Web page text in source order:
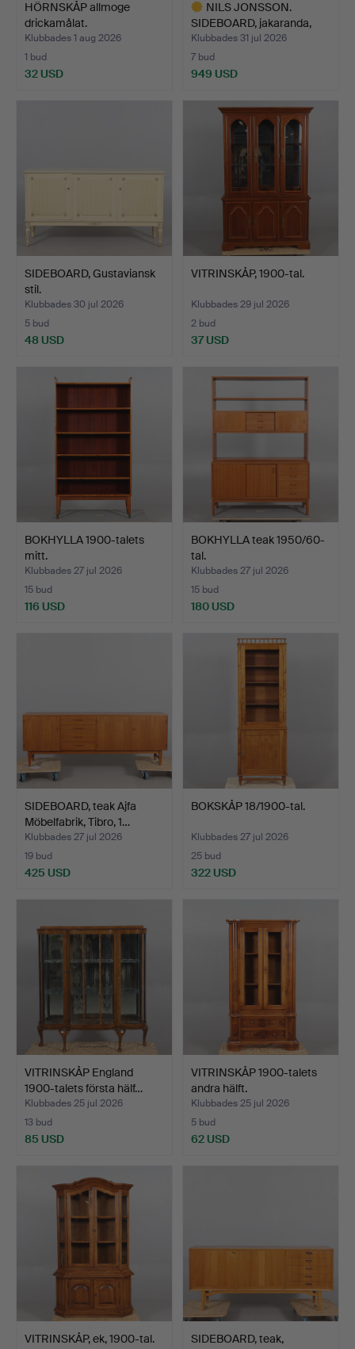
HÖRNSKÅP allmoge
drickamålat.
Klubbades 1 aug 2026
1 bud
32 USD
NILS JONSSON.
SIDEBOARD, jakaranda,
"Arild…
Klubbades 31 jul 2026
7 bud
949 USD
föremål
SIDEBOARD, Gustaviansk
stil.
Klubbades 30 jul 2026
5 bud
48 USD
VITRINSKÅP, 1900-tal.
Klubbades 29 jul 2026
2 bud
37 USD
BOKHYLLA 1900-talets
mitt.
Klubbades 27 jul 2026
15 bud
116 USD
BOKHYLLA teak 1950/60-
tal.
Klubbades 27 jul 2026
15 bud
180 USD
SIDEBOARD, teak Ajfa
Möbelfabrik, Tibro, 1…
Klubbades 27 jul 2026
19 bud
425 USD
BOKSKÅP 18/1900-tal.
Klubbades 27 jul 2026
25 bud
322 USD
VITRINSKÅP England
1900-talets första hälf…
Klubbades 25 jul 2026
13 bud
85 USD
VITRINSKÅP 1900-talets
andra hälft.
Klubbades 25 jul 2026
5 bud
62 USD
VITRINSKÅP, ek, 1900-tal.
SIDEBOARD, teak,